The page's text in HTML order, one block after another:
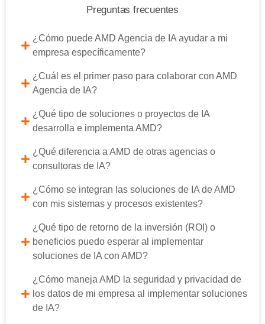
Preguntas frecuentes
¿Cómo puede AMD Agencia de IA ayudar a mi
empresa específicamente?
¿Cuál es el primer paso para colaborar con AMD
Agencia de IA?
¿Qué tipo de soluciones o proyectos de IA
desarrolla e implementa AMD?
¿Qué diferencia a AMD de otras agencias o
consultoras de IA?
¿Cómo se integran las soluciones de IA de AMD
con mis sistemas y procesos existentes?
¿Qué tipo de retorno de la inversión (ROI) o
beneficios puedo esperar al implementar
soluciones de IA con AMD?
¿Cómo maneja AMD la seguridad y privacidad de
los datos de mi empresa al implementar soluciones
de IA?